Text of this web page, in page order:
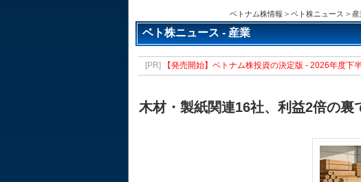
ベトナム株情報 > ベト株ニュース >
ベト株ニュース - 産業
[PR] 【発売開始】ベトナム株投資の決定版 - 2026年度下
木材・製紙関連16社、利益2倍の